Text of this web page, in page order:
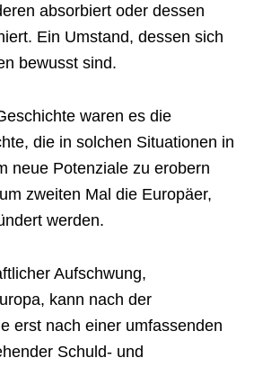
absorbiert oder dessen
Ein Umstand, dessen sich
bewusst sind.
waren es die
die in solchen Situationen in
neue Potenziale zu erobern
zweiten Mal die Europäer,
werden.
Aufschwung,
kann nach der
erst nach einer umfassenden
Schuld- und